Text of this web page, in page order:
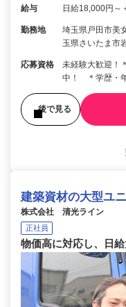
給与 日給18,000円～
勤務地
埼玉県戸田市美
玉県さいたま市
応募資格
未経験大歓迎！
中！ ＊学歴・
後で見る
建築資材の大型ユ
株式会社 清光ライン
正社員
物価高に対応し、日